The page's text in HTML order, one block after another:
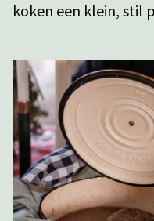
koken een klein, stil